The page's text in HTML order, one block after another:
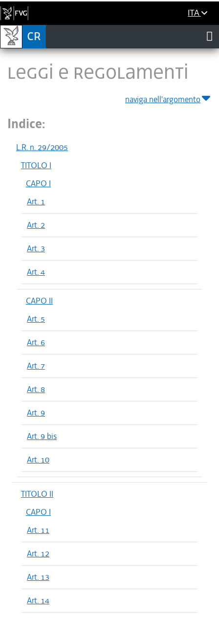
ITA
LEGGI E REGOLAMENTI
naviga nell'argomento
Indice:
L.R. n. 29/2005
TITOLO I
CAPO I
Art. 1
Art. 2
Art. 3
Art. 4
CAPO II
Art. 5
Art. 6
Art. 7
Art. 8
Art. 9
Art. 9 bis
Art. 10
TITOLO II
CAPO I
Art. 11
Art. 12
Art. 13
Art. 14